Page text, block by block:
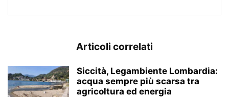
Articoli correlati
Siccità, Legambiente Lombardia:
acqua sempre più scarsa tra
agricoltura ed energia